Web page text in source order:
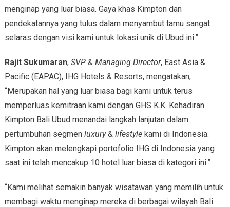
menginap yang luar biasa. Gaya khas Kimpton dan
pendekatannya yang tulus dalam menyambut tamu sangat
selaras dengan visi kami untuk lokasi unik di Ubud ini.”
Rajit Sukumaran, SVP & Managing Director, East Asia &
Pacific (EAPAC), IHG Hotels & Resorts, mengatakan,
“Merupakan hal yang luar biasa bagi kami untuk terus
memperluas kemitraan kami dengan GHS K.K. Kehadiran
Kimpton Bali Ubud menandai langkah lanjutan dalam
pertumbuhan segmen luxury& lifestyle kami di Indonesia.
Kimpton akan melengkapi portofolio IHG di Indonesia yang
saat ini telah mencakup 10 hotel luar biasa di kategori ini.”
“Kami melihat semakin banyak wisatawan yang memilih untuk
membagi waktu menginap mereka di berbagai wilayah Bali